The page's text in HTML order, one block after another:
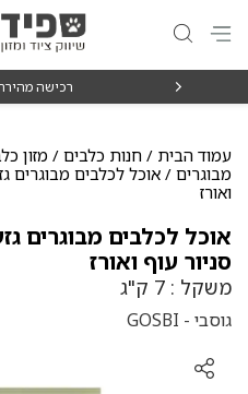
רכישה
עמוד הבית / חנות כלבים / מזון
מבוגרים
ואורז
סניור עוף ואורז
משקל : 7 ק"ג
גוסבי - GOSBI